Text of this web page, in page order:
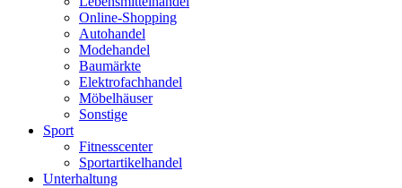
Online-Shopping
Autohandel
Modehandel
Baumärkte
Elektrofachhandel
Möbelhäuser
Sonstige
Sport
Fitnesscenter
Sportartikelhandel
Unterhaltung